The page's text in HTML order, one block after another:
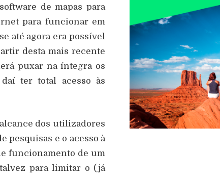
de mapas para
para funcionar em
até agora era possível
desta mais recente
puxar na íntegra os
ter total acesso às
dos utilizadores
pesquisas e o acesso à
funcionamento de um
para limitar o (já